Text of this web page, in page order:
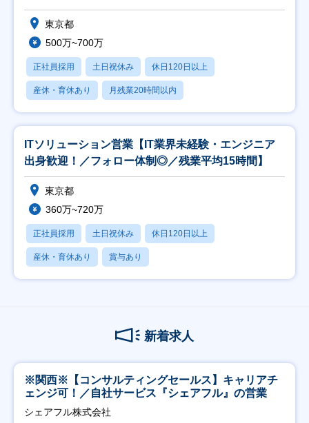
東京都
500万~700万
正社員採用 土日祝休み 休日120日以上
産休・育休あり 月残業20時間以内
ITソリューション営業【IT業界未経験・エンジニア
出身歓迎！／フォロー体制◎／残業平均15時間】
東京都
360万~720万
正社員採用 土日祝休み 休日120日以上
産休・育休あり 賞与あり
新着求人
※関西※【コンサルティングセールス】キャリアチ
ェンジ可！／自社サービス『シェアフル』の営業
シェアフル株式会社